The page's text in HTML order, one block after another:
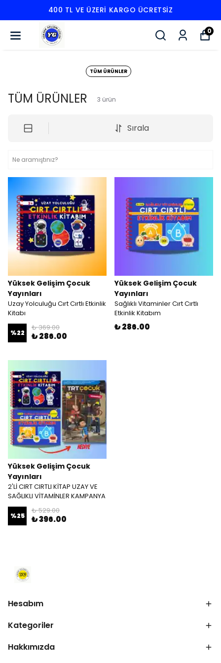
400 TL VE ÜZERI KARGO ÜCRETSIZ
0
TÜM ÜRÜNLER
TÜM ÜRÜNLER 3 ürün
Sırala
Yüksek Gelişim Çocuk
Yayınları
Uzay Yolculuğu Cırt Cırtlı Etkinlik
Kitabı
%22
₺ 369.00
₺ 286.00
Yüksek Gelişim Çocuk
Yayınları
Sağlıklı Vitaminler Cırt Cırtlı
Etkinlik Kitabım
₺ 286.00
Yüksek Gelişim Çocuk
Yayınları
2'Lİ CIRT CIRTLI KİTAP UZAY VE
SAĞLIKLI VİTAMİNLER KAMPANYA
%25
₺ 529.00
₺ 396.00
Hesabım
Kategoriler
Hakkımızda